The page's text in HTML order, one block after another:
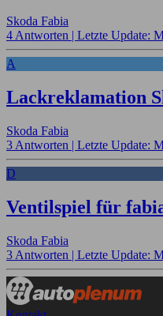
Skoda Fabia
4 Antworten | Letzte Update:
A
Lackreklamation
Skoda Fabia
3 Antworten | Letzte Update:
D
Ventilspiel für
Skoda Fabia
3 Antworten | Letzte Update: